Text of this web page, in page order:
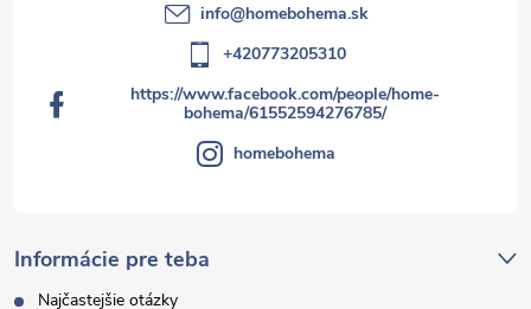
Informácie pre teba
Najčastejšie otázky
info@homebohema.sk
+420773205310
https://www.facebook.com/people/home-
bohema/61552594276785/
homebohema